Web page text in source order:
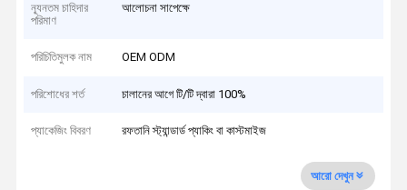
ন্যূনতম চাহিদার
পরিমাণ
আলোচনা সাপেক্ষে
পরিচিতিমুলক নাম OEM ODM
পরিশোধের শর্ত চালানের আগে টি/টি দ্বারা 100%
প্যাকেজিং বিবরণ রফতানি স্ট্যান্ডার্ড প্যাকিং বা কাস্টমাইজ
আরো দেখুন